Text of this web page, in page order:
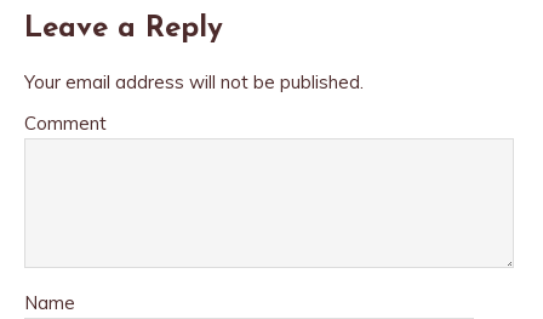
Leave a Reply
Your email address will not be published.
Comment
Name